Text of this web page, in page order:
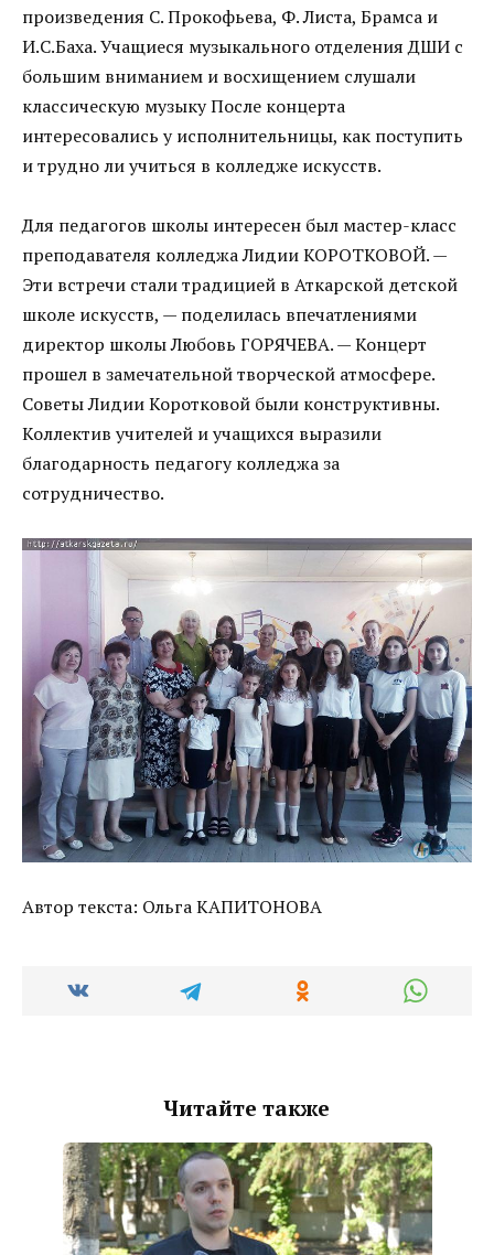
произведения С. Прокофьева, Ф. Листа, Брамса и
И.С.Баха. Учащиеся музыкального отделения ДШИ с
большим вниманием и восхищением слушали
классическую музыку После концерта
интересовались у исполнительницы, как поступить
и трудно ли учиться в колледже искусств.
Для педагогов школы интересен был мастер-класс
преподавателя колледжа Лидии КОРОТКОВОЙ. —
Эти встречи стали традицией в Аткарской детской
школе искусств, — поделилась впечатлениями
директор школы Любовь ГОРЯЧЕВА. — Концерт
прошел в замечательной творческой атмосфере.
Советы Лидии Коротковой были конструктивны.
Коллектив учителей и учащихся выразили
благодарность педагогу колледжа за
сотрудничество.
Автор текста: Ольга КАПИТОНОВА
Читайте также